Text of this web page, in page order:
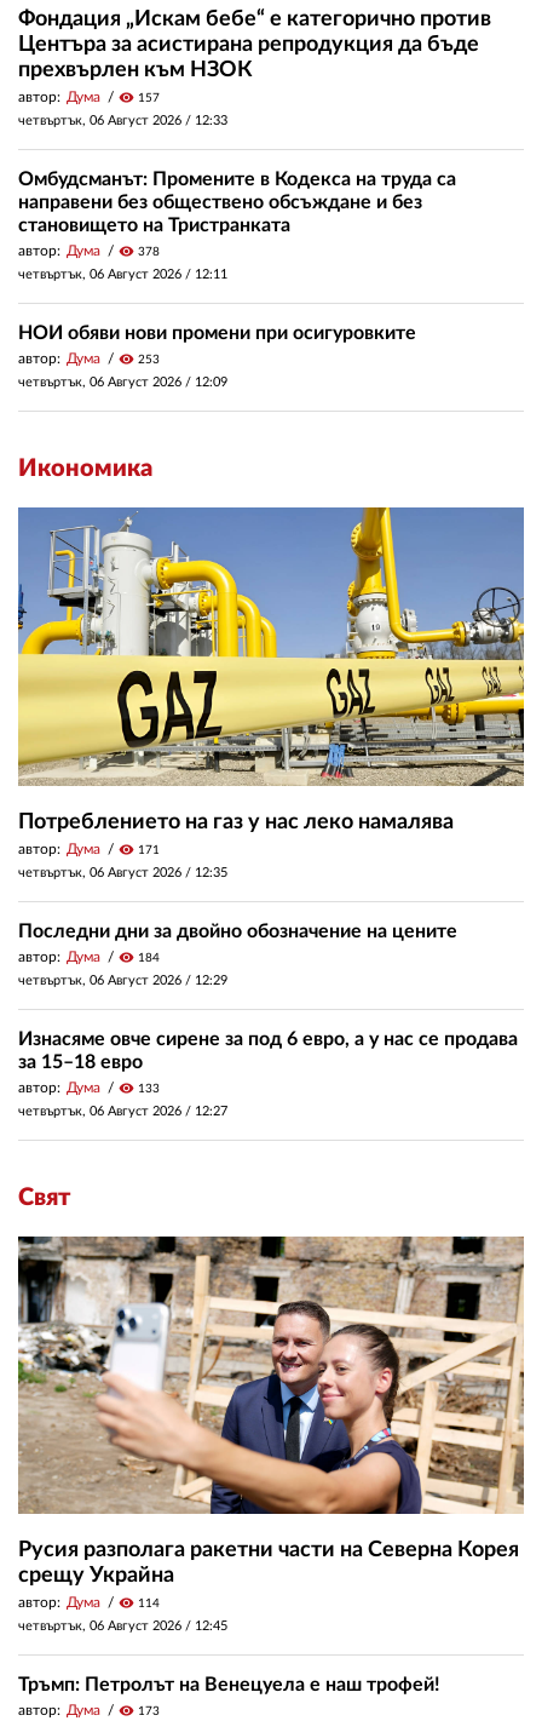
Фондация „Искам бебе“ е категорично против
Центъра за асистирана репродукция да бъде
прехвърлен към НЗОК
автор: Дума visibility 157
четвъртък, 06 Август 2026 / 12:33
Омбудсманът: Промените в Кодекса на труда са
направени без обществено обсъждане и без
становището на Тристранката
автор: Дума visibility 378
четвъртък, 06 Август 2026 / 12:11
НОИ обяви нови промени при осигуровките
автор: Дума visibility 253
четвъртък, 06 Август 2026 / 12:09
Икономика
Потреблението на газ у нас леко намалява
автор: Дума visibility 171
четвъртък, 06 Август 2026 / 12:35
Последни дни за двойно обозначение на цените
автор: Дума visibility 184
четвъртък, 06 Август 2026 / 12:29
Изнасяме овче сирене за под 6 евро, а у нас се продава
за 15–18 евро
автор: Дума visibility 133
четвъртък, 06 Август 2026 / 12:27
Свят
Русия разполага ракетни части на Северна Корея
срещу Украйна
автор: Дума visibility 114
четвъртък, 06 Август 2026 / 12:45
Тръмп: Петролът на Венецуела е наш трофей!
автор: Дума visibility 173